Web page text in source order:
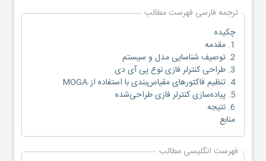
ترجمه فارسی فهرست مطالب
چکیده
1. مقدمه
2. توصیف شناسایی مدل و سیستم
3. طراحی کنترلر فازی نوع پی آی دی
4. تنظیم فاکتورهای مقیاس‌بندی با استفاده از MOGA
5. پیاده‌سازی کنترلر فازی طراحی‌شده
6. نتیجه
منابع
فهرست انگلیسی مطالب